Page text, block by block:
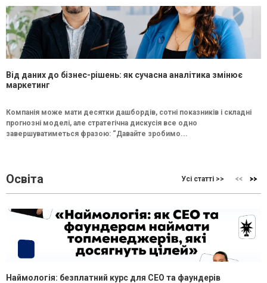
Від даних до бізнес-рішень: як сучасна аналітика змінює
маркетинг
Компанія може мати десятки дашбордів, сотні показників і складні
прогнозні моделі, але стратегічна дискусія все одно
завершуватиметься фразою: “Давайте зробимо...
Освіта Усі статті >>
Наймологія: безплатний курс для CEO та фаундерів